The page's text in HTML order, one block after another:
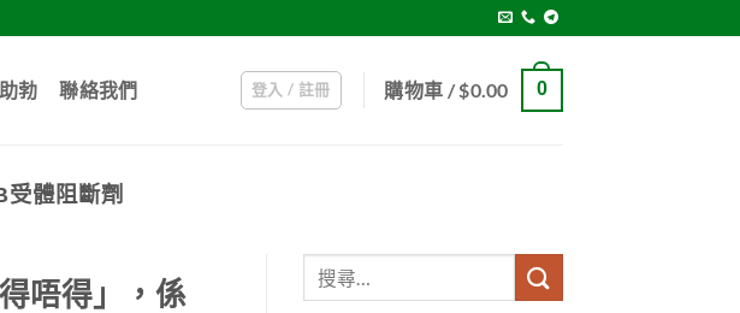
勃 聯絡我們 登入 / 註冊 購物車 /$0.00 0
受體阻斷劑
唔得」，係